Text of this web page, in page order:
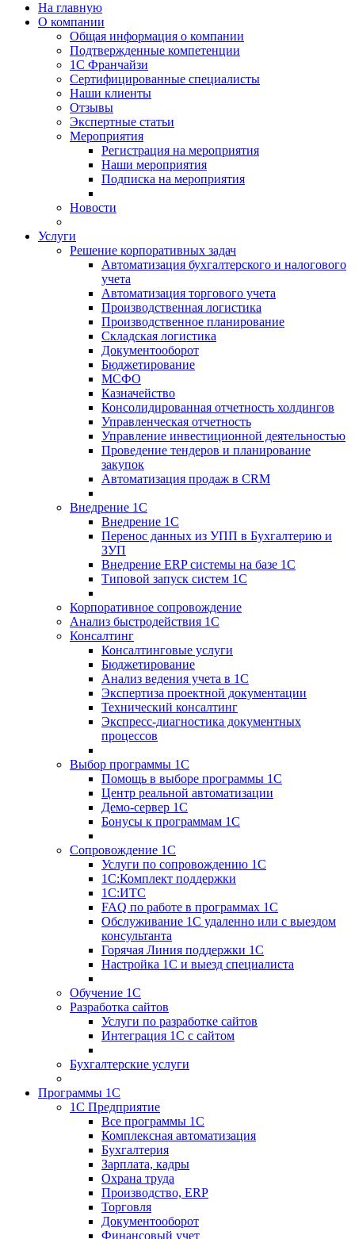
На главную
О компании
Общая информация о компании
Подтвержденные компетенции
1С Франчайзи
Сертифицированные специалисты
Наши клиенты
Отзывы
Экспертные статьи
Мероприятия
Регистрация на мероприятия
Наши мероприятия
Подписка на мероприятия
Новости
Услуги
Решение корпоративных задач
Автоматизация бухгалтерского и налогового
учета
Автоматизация торгового учета
Производственная логистика
Производственное планирование
Складская логистика
Документооборот
Бюджетирование
МСФО
Казначейство
Консолидированная отчетность холдингов
Управленческая отчетность
Управление инвестиционной деятельностью
Проведение тендеров и планирование
закупок
Автоматизация продаж в CRM
Внедрение 1С
Внедрение 1С
Перенос данных из УПП в Бухгалтерию и
ЗУП
Внедрение ERP системы на базе 1С
Типовой запуск систем 1С
Корпоративное сопровождение
Анализ быстродействия 1С
Консалтинг
Консалтинговые услуги
Бюджетирование
Анализ ведения учета в 1С
Экспертиза проектной документации
Технический консалтинг
Экспресс-диагностика документных
процессов
Выбор программы 1С
Помощь в выборе программы 1С
Центр реальной автоматизации
Демо-сервер 1С
Бонусы к программам 1С
Сопровождение 1С
Услуги по сопровождению 1С
1С:Комплект поддержки
1С:ИТС
FAQ по работе в программах 1С
Обслуживание 1С удаленно или с выездом
консультанта
Горячая Линия поддержки 1С
Настройка 1С и выезд специалиста
Обучение 1С
Разработка сайтов
Услуги по разработке сайтов
Интеграция 1С с сайтом
Бухгалтерские услуги
Программы 1С
1С Предприятие
Все программы 1С
Комплексная автоматизация
Бухгалтерия
Зарплата, кадры
Охрана труда
Производство, ERP
Торговля
Документооборот
Финансовый учет